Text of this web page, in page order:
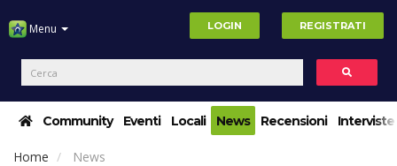
Menu LOGIN REGISTRATI
Community Eventi Locali News Recensioni Interviste
Home News